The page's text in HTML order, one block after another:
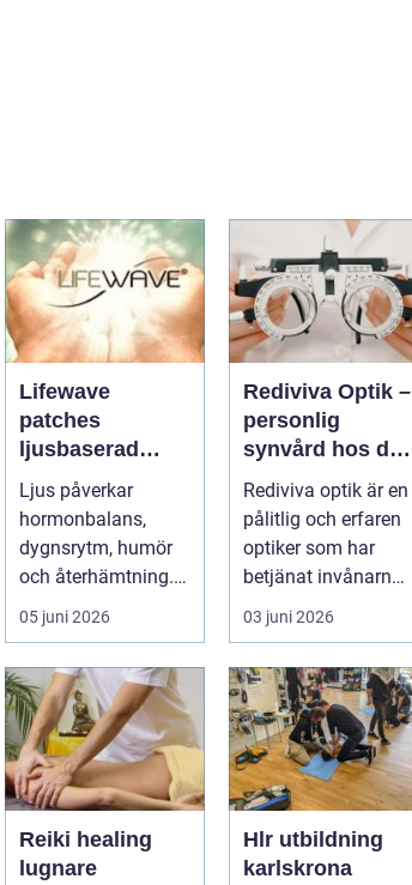
Lifewave
patches
ljusbaserad
teknik för ett
mer hållbart
välbefinnande
Ljus påverkar
hormonbalans,
dygnsrytm, humör
och återhämtning.
Under senare år har
en ny typ av prod...
05 juni 2026
Rediviva Optik –
personlig
synvård hos din
optiker i
Uppsala
Rediviva optik är en
pålitlig och erfaren
optiker som har
betjänat invånarna
03 juni 2026
Reiki healing
lugnare
Hlr utbildning
karlskrona